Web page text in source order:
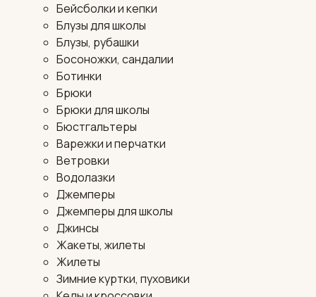
Бейсболки и кепки
Блузы для школы
Блузы, рубашки
Босоножки, сандалии
Ботинки
Брюки
Брюки для школы
Бюстгальтеры
Варежки и перчатки
Ветровки
Водолазки
Джемперы
Джемперы для школы
Джинсы
Жакеты, жилеты
Жилеты
Зимние куртки, пуховики